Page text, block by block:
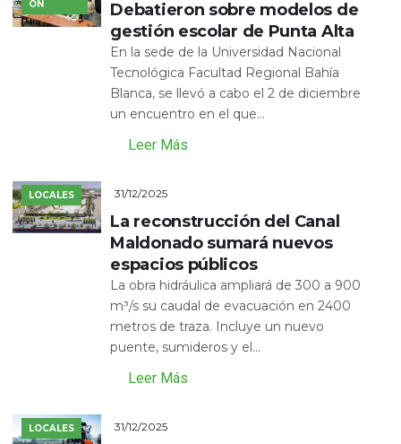
ÓN
Debatieron sobre modelos de
gestión escolar de Punta Alta
En la sede de la Universidad Nacional
Tecnológica Facultad Regional Bahía
Blanca, se llevó a cabo el 2 de diciembre
un encuentro en el que...
Leer Más
LOCALES 31/12/2025
La reconstrucción del Canal
Maldonado sumará nuevos
espacios públicos
La obra hidráulica ampliará de 300 a 900
m³/s su caudal de evacuación en 2400
metros de traza. Incluye un nuevo
puente, sumideros y el...
Leer Más
LOCALES 31/12/2025